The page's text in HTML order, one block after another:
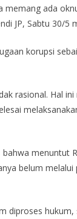
memang ada
JP, Sabtu 30/5
korupsi
rasional. Hal
menuntut
belum
diproses